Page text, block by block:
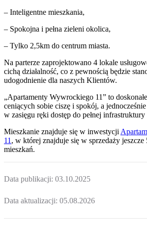
– Inteligentne mieszkania,
– Spokojna i pełna zieleni okolica,
– Tylko 2,5km do centrum miasta.
Na parterze zaprojektowano 4 lokale
cichą działalność, co z pewnością będzie
udogodnienie dla naszych Klientów.
„Apartamenty Wywrockiego 11” to
ceniących sobie ciszę i spokój, a
w zasięgu ręki dostęp do pełnej
Mieszkanie znajduje się w inwestycji
11 , w której znajduje się w sprzedaży jeszcze
mieszkań.
Data publikacji: 03.10.2025
Data aktualizacji: 05.08.2026